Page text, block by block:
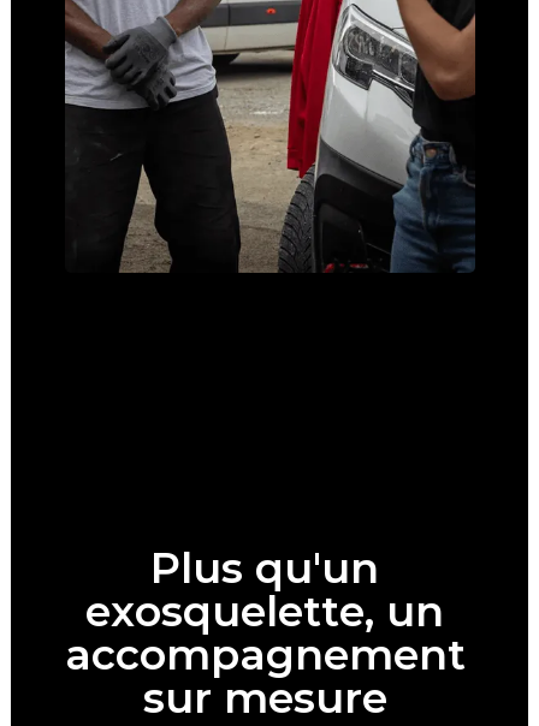
Plus qu'un
exosquelette, un
accompagnement
sur mesure